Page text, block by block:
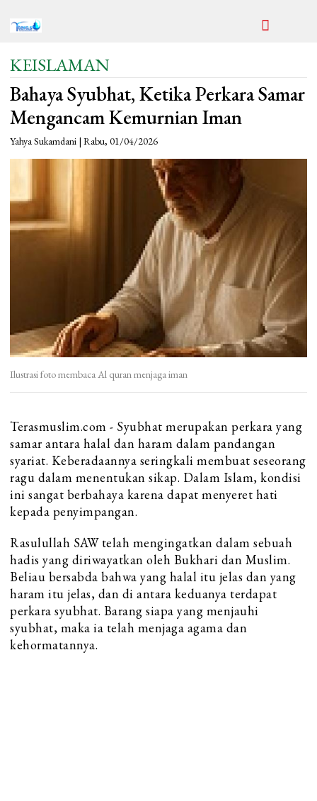
KEISLAMAN
Bahaya Syubhat, Ketika Perkara Samar
Mengancam Kemurnian Iman
Yahya Sukamdani | Rabu, 01/04/2026
Ilustrasi foto membaca Al quran menjaga iman
Terasmuslim.com - Syubhat merupakan perkara yang
samar antara halal dan haram dalam pandangan
syariat. Keberadaannya seringkali membuat seseorang
ragu dalam menentukan sikap. Dalam Islam, kondisi
ini sangat berbahaya karena dapat menyeret hati
kepada penyimpangan.
Rasulullah SAW telah mengingatkan dalam sebuah
hadis yang diriwayatkan oleh Bukhari dan Muslim.
Beliau bersabda bahwa yang halal itu jelas dan yang
haram itu jelas, dan di antara keduanya terdapat
perkara syubhat. Barang siapa yang menjauhi
syubhat, maka ia telah menjaga agama dan
kehormatannya.